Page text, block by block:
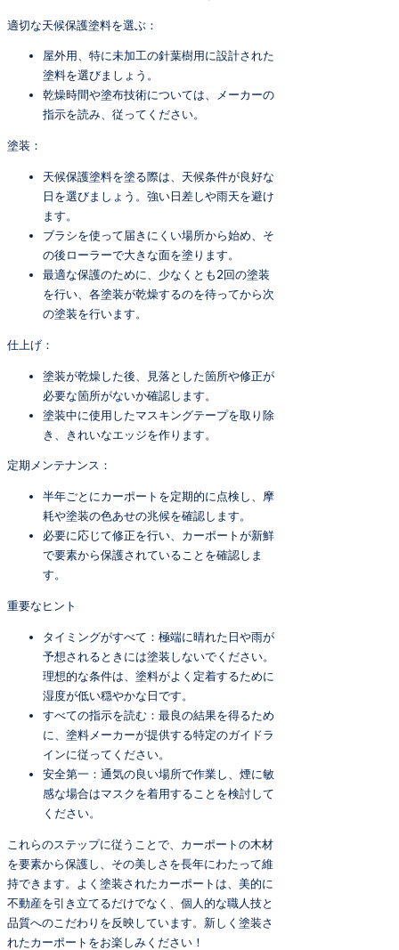
適切な天候保護塗料を選ぶ：
屋外用、特に未加工の針葉樹用に設計された
塗料を選びましょう。
乾燥時間や塗布技術については、メーカーの
指示を読み、従ってください。
塗装：
天候保護塗料を塗る際は、天候条件が良好な
日を選びましょう。強い日差しや雨天を避け
ます。
ブラシを使って届きにくい場所から始め、そ
の後ローラーで大きな面を塗ります。
最適な保護のために、少なくとも2回の塗装
を行い、各塗装が乾燥するのを待ってから次
の塗装を行います。
仕上げ：
塗装が乾燥した後、見落とした箇所や修正が
必要な箇所がないか確認します。
塗装中に使用したマスキングテープを取り除
き、きれいなエッジを作ります。
定期メンテナンス：
半年ごとにカーポートを定期的に点検し、摩
耗や塗装の色あせの兆候を確認します。
必要に応じて修正を行い、カーポートが新鮮
で要素から保護されていることを確認しま
す。
重要なヒント
タイミングがすべて：極端に晴れた日や雨が
予想されるときには塗装しないでください。
理想的な条件は、塗料がよく定着するために
湿度が低い穏やかな日です。
すべての指示を読む：最良の結果を得るため
に、塗料メーカーが提供する特定のガイドラ
インに従ってください。
安全第一：通気の良い場所で作業し、煙に敏
感な場合はマスクを着用することを検討して
ください。
これらのステップに従うことで、カーポートの木材
を要素から保護し、その美しさを長年にわたって維
持できます。よく塗装されたカーポートは、美的に
不動産を引き立てるだけでなく、個人的な職人技と
品質へのこだわりを反映しています。新しく塗装さ
れたカーポートをお楽しみください！